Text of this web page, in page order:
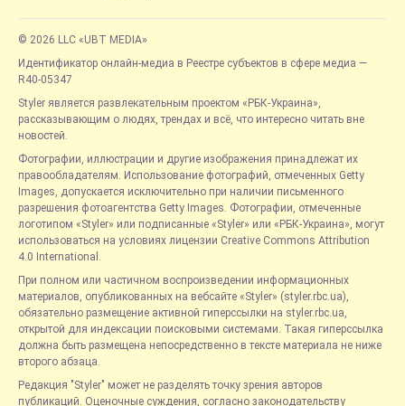
© 2026 LLC «UBT MEDIA»
Идентификатор онлайн-медиа в Реестре субъектов в сфере медиа —
R40-05347
Styler является развлекательным проектом «РБК-Украина»,
рассказывающим о людях, трендах и всё, что интересно читать вне
новостей.
Фотографии, иллюстрации и другие изображения принадлежат их
правообладателям. Использование фотографий, отмеченных Getty
Images, допускается исключительно при наличии письменного
разрешения фотоагентства Getty Images. Фотографии, отмеченные
логотипом «Styler» или подписанные «Styler» или «РБК-Украина», могут
использоваться на условиях лицензии Creative Commons Attribution
4.0 International.
При полном или частичном воспроизведении информационных
материалов, опубликованных на вебсайте «Styler» (styler.rbc.ua),
обязательно размещение активной гиперссылки на styler.rbc.ua,
открытой для индексации поисковыми системами. Такая гиперссылка
должна быть размещена непосредственно в тексте материала не ниже
второго абзаца.
Редакция "Styler" может не разделять точку зрения авторов
публикаций. Оценочные суждения, согласно законодательству